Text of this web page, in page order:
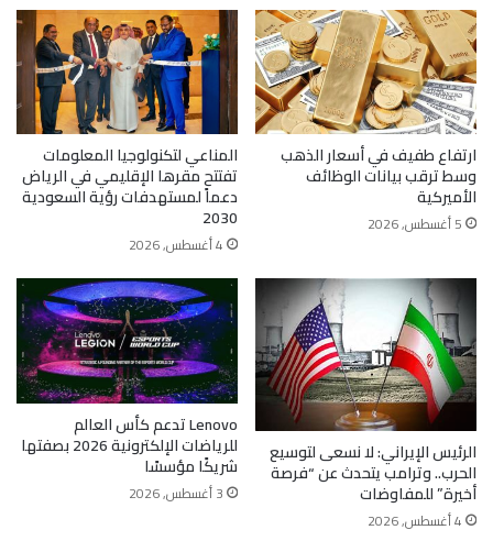
ارتفاع طفيف في أسعار الذهب
وسط ترقب بيانات الوظائف
الأميركية
5 أغسطس, 2026
المناعي لتكنولوجيا المعلومات
تفتتح مقرها الإقليمي في الرياض
دعماً لمستهدفات رؤية السعودية
2030
4 أغسطس, 2026
الرئيس الإيراني: لا نسعى لتوسيع
الحرب.. وترامب يتحدث عن “فرصة
أخيرة” للمفاوضات
4 أغسطس, 2026
Lenovo تدعم كأس العالم
للرياضات الإلكترونية 2026 بصفتها
شريكًا مؤسسًا
3 أغسطس, 2026